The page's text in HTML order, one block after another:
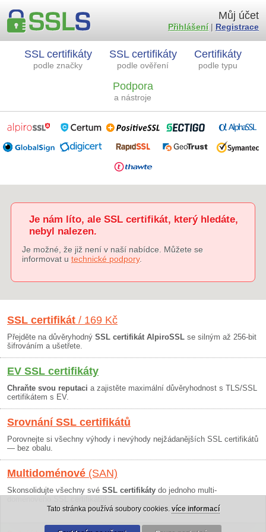
SSL certifikáty
podle značky
SSL certifikáty
podle ověření
Certifikáty
podle typu
Podpora
a nástroje
Můj účet
Přihlášení| Registrace
Je nám líto, ale SSL certifikát, který hledáte,
nebyl nalezen.
Je možné, že již není v naší nabídce. Můžete se
informovat u technické podpory.
SSL certifikát / 169 Kč
Přejděte na důvěryhodný SSL certifikát AlpiroSSL se silným až 256-bit
šifrováním a ušetřete.
EV SSL certifikáty
Chraňte svou reputaci a zajistěte maximální důvěryhodnost s TLS/SSL
certifikátem s EV.
Srovnání SSL certifikátů
Porovnejte si všechny výhody i nevýhody nejžádanějších SSL certifikátů
— bez obalu.
Multidoménové (SAN)
Skonsolidujte všechny své SSL certifikáty do jednoho multi-
Tato stránka používá soubory cookies. více informací